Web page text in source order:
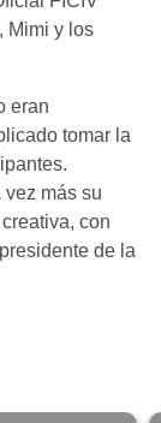
Mimi y los
eran
tomar la
más su
con
de la